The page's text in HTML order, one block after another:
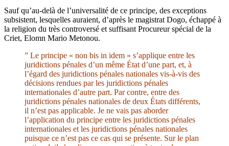
Sauf qu’au-delà de l’universalité de ce principe, des exceptions
subsistent, lesquelles auraient, d’après le magistrat Dogo, échappé à
la religion du très controversé et suffisant Procureur spécial de la
Criet, Elomn Mario Metonou.
” Le principe « non bis in idem » s’applique entre les
juridictions pénales d’un même État d’une part, et, à
l’égard des juridictions pénales nationales vis-à-vis des
décisions rendues par les juridictions pénales
internationales d’autre part. Par contre, entre des
juridictions pénales nationales de deux États différents,
il n’est pas applicable. Je ne vais pas aborder
l’application du principe entre les juridictions pénales
internationales et les juridictions pénales nationales
puisque ce n’est pas ce cas qui se présente. Sur le plan